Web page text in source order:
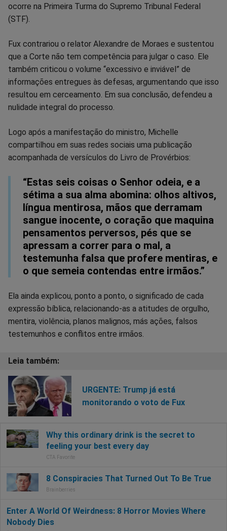
Facebook
ocorre na Primeira Turma do Supremo Tribunal Federal
(STF).
Fux contrariou o relator Alexandre de Moraes e sustentou
que a Corte não tem competência para julgar o caso. Ele
também criticou o volume “excessivo e inviável” de
informações entregues às defesas, argumentando que isso
resultou em cerceamento. Em sua conclusão, defendeu a
nulidade integral do processo.
Logo após a manifestação do ministro, Michelle
compartilhou em suas redes sociais uma publicação
acompanhada de versículos do Livro de Provérbios:
“Estas seis coisas o Senhor odeia, e a
sétima a sua alma abomina: olhos altivos,
língua mentirosa, mãos que derramam
sangue inocente, o coração que maquina
pensamentos perversos, pés que se
apressam a correr para o mal, a
testemunha falsa que profere mentiras, e
o que semeia contendas entre irmãos.”
Ela ainda explicou, ponto a ponto, o significado de cada
expressão bíblica, relacionando-as a atitudes de orgulho,
mentira, violência, planos malignos, más ações, falsos
testemunhos e conflitos entre irmãos.
URGENTE: Trump já está
monitorando o voto de Fux